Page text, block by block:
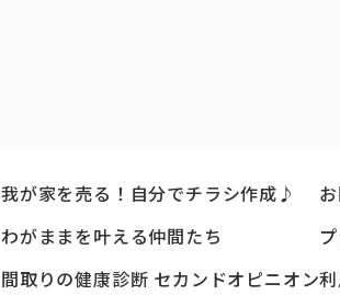
我が家を売る！自分でチラシ作成♪
わがままを叶える仲間たち
間取りの健康診断 セカンドオピニオン